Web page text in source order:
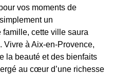
vos moments de
un
cette ville saura
Vivre à Aix-en-Provence,
la beauté et des bienfaits
au cœur d’une richesse